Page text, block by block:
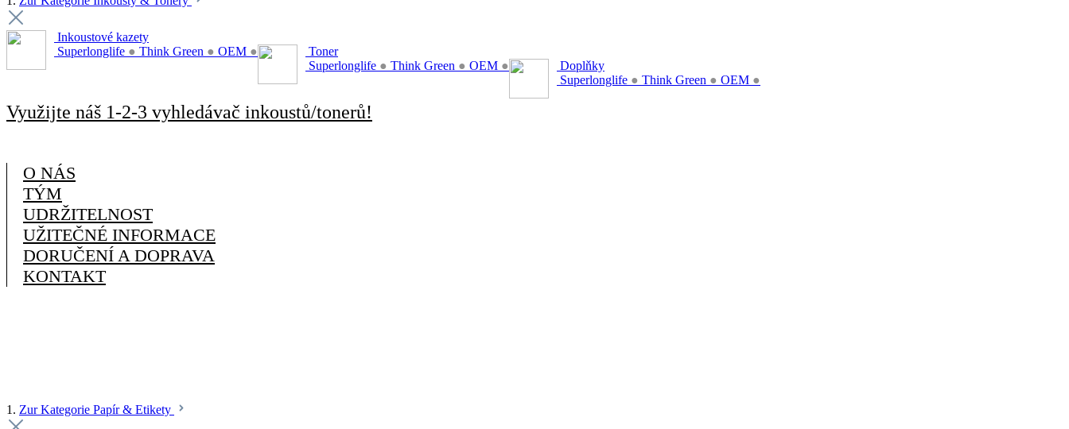
Inkoustové kazety
Superlonglife ● Think Green ● OEM ●
Toner
Superlonglife ● Think Green ● OEM ●
Doplňky
Superlonglife ● Think Green ● OEM ●
Využijte náš 1-2-3 vyhledávač inkoustů/tonerů!
O NÁS
TÝM
UDRŽITELNOST
UŽITEČNÉ INFORMACE
DORUČENÍ A DOPRAVA
KONTAKT
1. Zur Kategorie Papír & Etikety